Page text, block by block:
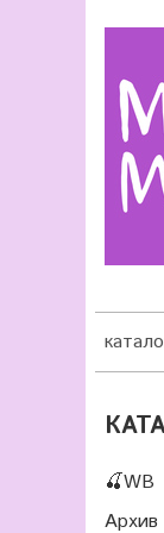
🍒WB
Архив